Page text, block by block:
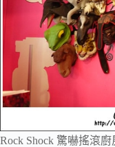
Rock Shock 驚嚇搖滾